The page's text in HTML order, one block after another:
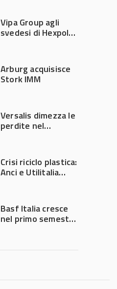
Vipa Group agli
svedesi di Hexpol
Arburg acquisisce
Stork IMM
Versalis dimezza le
perdite nel
Crisi riciclo plastica:
Anci e Utilitalia
Governo
Basf Italia cresce
nel primo semestre